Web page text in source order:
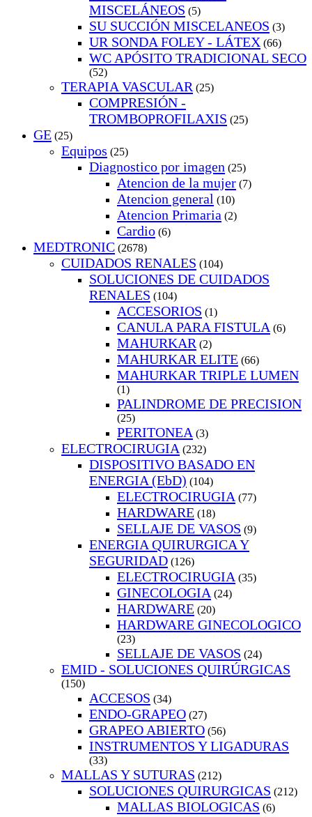
MISCELÁNEOS (5)
SU SUCCIÓN MISCELANEOS (3)
UR SONDA FOLEY - LÁTEX (66)
WC APÓSITO TRADICIONAL SECO
(52)
TERAPIA VASCULAR (25)
COMPRESIÓN -
TROMBOPROFILAXIS (25)
GE (25)
Equipos (25)
Diagnostico por imagen (25)
Atencion de la mujer (7)
Atencion general (10)
Atencion Primaria (2)
Cardio (6)
MEDTRONIC (2678)
CUIDADOS RENALES (104)
SOLUCIONES DE CUIDADOS
RENALES (104)
ACCESORIOS (1)
CANULA PARA FISTULA (6)
MAHURKAR (2)
MAHURKAR ELITE (66)
MAHURKAR TRIPLE LUMEN
(1)
PALINDROME DE PRECISION
(25)
PERITONEA (3)
ELECTROCIRUGIA (232)
DISPOSITIVO BASADO EN
ENERGIA (EbD) (104)
ELECTROCIRUGIA (77)
HARDWARE (18)
SELLAJE DE VASOS (9)
ENERGIA QUIRURGICA Y
SEGURIDAD (126)
ELECTROCIRUGIA (35)
GINECOLOGIA (24)
HARDWARE (20)
HARDWARE GINECOLOGICO
(23)
SELLAJE DE VASOS (24)
EMID - SOLUCIONES QUIRÚRGICAS
(150)
ACCESOS (34)
ENDO-GRAPEO (27)
GRAPEO ABIERTO (56)
INSTRUMENTOS Y LIGADURAS
(33)
MALLAS Y SUTURAS (212)
SOLUCIONES QUIRURGICAS (212)
MALLAS BIOLOGICAS (6)